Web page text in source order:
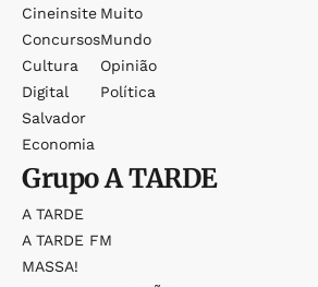
Cineinsite
Concursos
Cultura
Digital
Salvador
Economia
Muito
Mundo
Opinião
Política
GrupoA TARDE
A TARDE
A TARDE FM
MASSA!